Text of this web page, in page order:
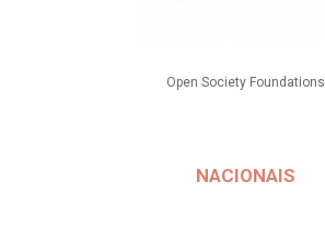
Open Society Foundations
NACIONAIS